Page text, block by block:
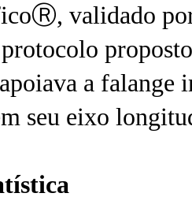
validado
a falange
seu eixo